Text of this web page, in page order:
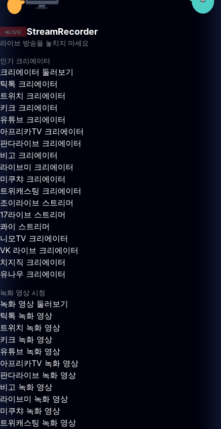
LIVE StreamRecorder
라이브 방송을 놓치지 마세요
인기 크리에이터
크리에이터 둘러보기
틱톡 크리에이터
트위치 크리에이터
키크 크리에이터
유튜브 크리에이터
아프리카TV 크리에이터
판다라이브 크리에이터
비고 크리에이터
라이브미 크리에이터
미쿠챠 크리에이터
트위캐스팅 크리에이터
조이라이브 스트리머
17라이브 스트리머
콰이 스트리머
니모TV 크리에이터
VK 라이브 크리에이터
치지직 크리에이터
유나우 크리에이터
녹화 영상 시청
녹화 영상 둘러보기
틱톡 녹화 영상
트위치 녹화 영상
키크 녹화 영상
유튜브 녹화 영상
아프리카TV 녹화 영상
판다라이브 녹화 영상
비고 녹화 영상
라이브미 녹화 영상
미쿠챠 녹화 영상
트위캐스팅 녹화 영상